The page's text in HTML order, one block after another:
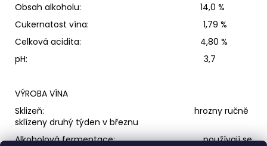
Obsah alkoholu: 14,0 %
Cukernatost vína: 1,79 %
Celková acidita: 4,80 %
pH: 3,7
VÝROBA VÍNA
Sklizeň: hrozny ručně
sklízeny druhý týden v březnu
Alkoholová fermentace: používají se